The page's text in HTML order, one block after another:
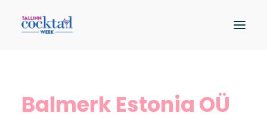
Kaart
Balmerk Estonia OÜ